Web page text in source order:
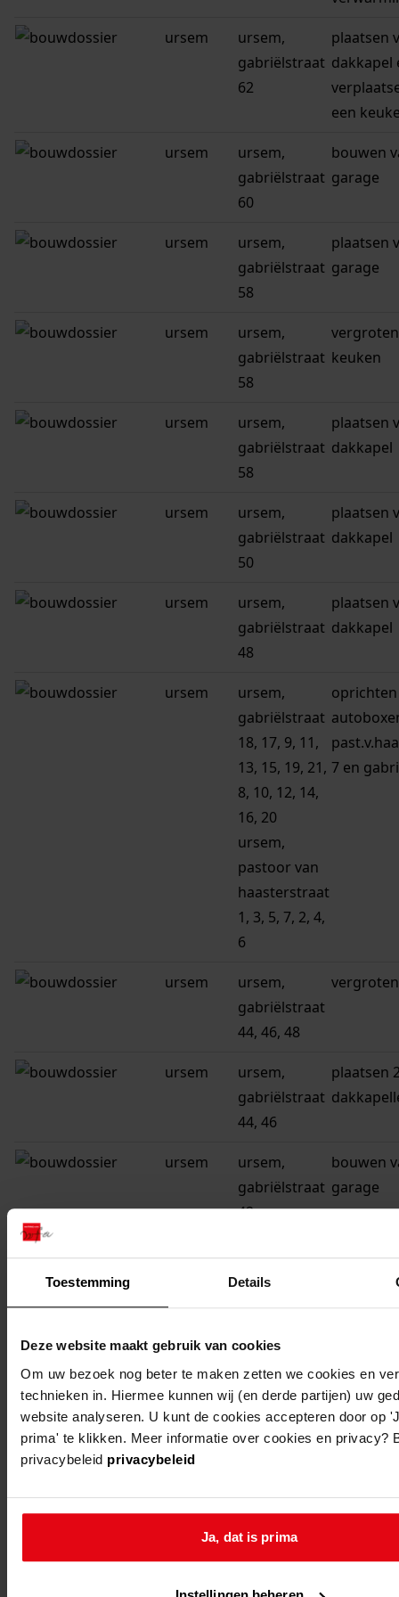
Toestemming Details
Deze website maakt gebruik van cookies
Om uw bezoek nog beter te maken zetten we cookies en
technieken in. Hiermee kunnen wij (en derde partijen) uw
website analyseren. U kunt de cookies accepteren door op
prima' te klikken. Meer informatie over cookies en privacy?
privacybeleid privacybeleid
Ja, dat is prima
ursem
ursem,
gabriëlstraat
62
plaatsen
dakkapel
een
ursem
ursem,
gabriëlstraat
60
bouwen
garage
ursem
ursem,
gabriëlstraat
58
plaatsen
garage
ursem
ursem,
gabriëlstraat
58
keuken
ursem
ursem,
gabriëlstraat
58
plaatsen
dakkapel
ursem
ursem,
gabriëlstraat
50
plaatsen
dakkapel
ursem
ursem,
gabriëlstraat
48
plaatsen
dakkapel
ursem
ursem,
gabriëlstraat
18, 17, 9, 11,
13, 15, 19, 21,
8, 10, 12, 14,
16, 20
ursem,
pastoor van
haasterstraat
1, 3, 5, 7, 2, 4,
6
7 en
ursem
ursem,
gabriëlstraat
44, 46, 48
ursem
ursem,
gabriëlstraat
44, 46
plaatsen
ursem
ursem,
gabriëlstraat
42
bouwen
garage
gabriëlstraat
berging,
ursem
ursem,
gabriëlstraat
42
garage
ursem
ursem,
bouwen
gabriëlstraat